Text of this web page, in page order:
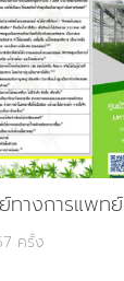
ทางการแพทย์
ครั้ง